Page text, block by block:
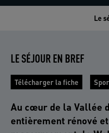
Le
LE SÉJOUR EN BREF
Télécharger la fiche
Au cœur de la Vallée
entièrement rénové